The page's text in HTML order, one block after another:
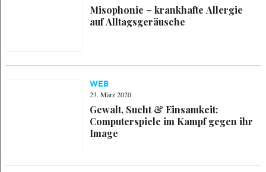
Misophonie – krankhafte Allergie
auf Alltagsgeräusche
WEB
23. März 2020
Gewalt, Sucht & Einsamkeit:
Computerspiele im Kampf gegen ihr
Image